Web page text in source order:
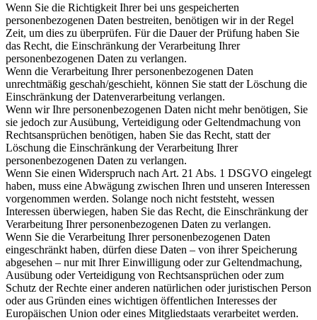
Wenn Sie die Richtigkeit Ihrer bei uns gespeicherten
personenbezogenen Daten bestreiten, benötigen wir in der Regel
Zeit, um dies zu überprüfen. Für die Dauer der Prüfung haben Sie
das Recht, die Einschränkung der Verarbeitung Ihrer
personenbezogenen Daten zu verlangen.
Wenn die Verarbeitung Ihrer personenbezogenen Daten
unrechtmäßig geschah/geschieht, können Sie statt der Löschung die
Einschränkung der Datenverarbeitung verlangen.
Wenn wir Ihre personenbezogenen Daten nicht mehr benötigen, Sie
sie jedoch zur Ausübung, Verteidigung oder Geltendmachung von
Rechtsansprüchen benötigen, haben Sie das Recht, statt der
Löschung die Einschränkung der Verarbeitung Ihrer
personenbezogenen Daten zu verlangen.
Wenn Sie einen Widerspruch nach Art. 21 Abs. 1 DSGVO eingelegt
haben, muss eine Abwägung zwischen Ihren und unseren Interessen
vorgenommen werden. Solange noch nicht feststeht, wessen
Interessen überwiegen, haben Sie das Recht, die Einschränkung der
Verarbeitung Ihrer personenbezogenen Daten zu verlangen.
Wenn Sie die Verarbeitung Ihrer personenbezogenen Daten
eingeschränkt haben, dürfen diese Daten – von ihrer Speicherung
abgesehen – nur mit Ihrer Einwilligung oder zur Geltendmachung,
Ausübung oder Verteidigung von Rechtsansprüchen oder zum
Schutz der Rechte einer anderen natürlichen oder juristischen Person
oder aus Gründen eines wichtigen öffentlichen Interesses der
Europäischen Union oder eines Mitgliedstaats verarbeitet werden.